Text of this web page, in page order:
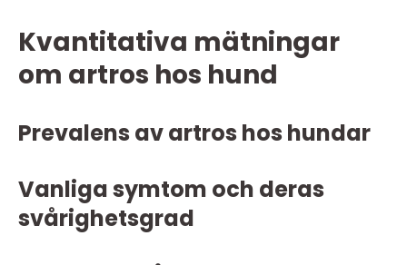
Kvantitativa mätningar
om artros hos hund
Prevalens av artros hos hundar
Vanliga symtom och deras
svårighetsgrad